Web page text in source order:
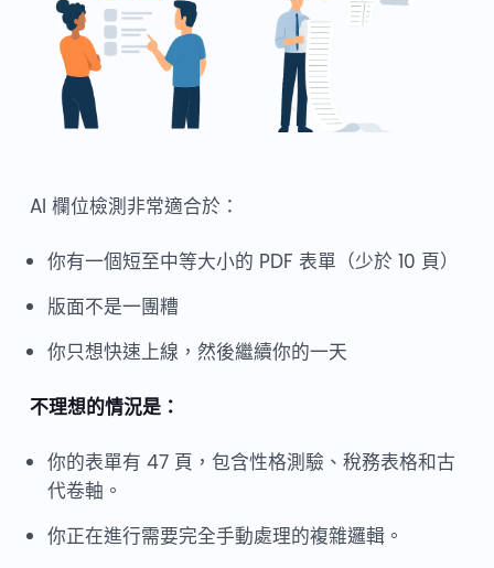
AI 欄位檢測非常適合於：
你有一個短至中等大小的 PDF 表單（少於 10 頁）
版面不是一團糟
你只想快速上線，然後繼續你的一天
不理想的情況是：
你的表單有 47 頁，包含性格測驗、稅務表格和古
代卷軸。
你正在進行需要完全手動處理的複雜邏輯。